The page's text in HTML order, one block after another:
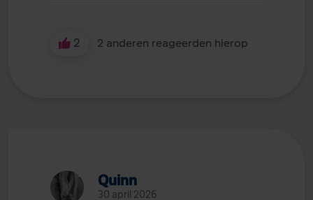
2 2 anderen reageerden hierop
Quinn
30 april 2026